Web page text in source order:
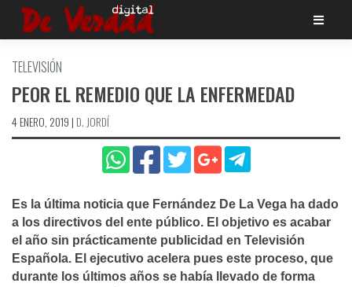
Saltar
TELEVISIÓN
PEOR EL REMEDIO QUE LA ENFERMEDAD
4 ENERO, 2019 | D. JORDÍ
Es la última noticia que Fernández De La Vega ha dado
a los directivos del ente público. El objetivo es acabar
el año sin prácticamente publicidad en Televisión
Española. El ejecutivo acelera pues este proceso, que
durante los últimos años se habí­a llevado de forma